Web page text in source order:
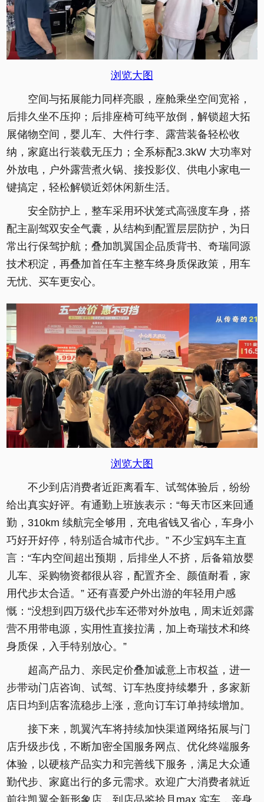
浏览大图
空间与拓展能力同样亮眼，座舱乘坐空间宽裕，
后排久坐不压抑；后排座椅可纯平放倒，解锁超大拓
展储物空间，婴儿车、大件行李、露营装备轻松收
纳，家庭出行装载无压力；全系标配3.3kW 大功率对
外放电，户外露营煮火锅、接投影仪、供电小家电一
键搞定，轻松解锁近郊休闲新生活。
安全防护上，整车采用环状笼式高强度车身，搭
配主副驾双安全气囊，从结构到配置层层防护，为日
常出行保驾护航；叠加凯翼国企品质背书、奇瑞同源
技术积淀，再叠加首任车主整车终身质保政策，用车
无忧、买车更安心。
浏览大图
不少到店消费者近距离看车、试驾体验后，纷纷
给出真实好评。有通勤上班族表示：“每天市区来回通
勤，310km 续航完全够用，充电省钱又省心，车身小
巧好开好停，特别适合城市代步。” 不少宝妈车主直
言：“车内空间超出预期，后排坐人不挤，后备箱放婴
儿车、采购物资都很从容，配置齐全、颜值耐看，家
用代步太合适。” 还有喜爱户外出游的年轻用户感
慨：“没想到四万级代步车还带对外放电，周末近郊露
营不用带电源，实用性直接拉满，加上奇瑞技术和终
身质保，入手特别放心。”
超高产品力、亲民定价叠加诚意上市权益，进一
步带动门店咨询、试驾、订车热度持续攀升，多家新
店日均到店客流稳步上涨，意向订车订单持续增加。
接下来，凯翼汽车将持续加快渠道网络拓展与门
店升级步伐，不断加密全国服务网点、优化终端服务
体验，以硬核产品实力和完善线下服务，满足大众通
勤代步、家庭出行的多元需求。欢迎广大消费者就近